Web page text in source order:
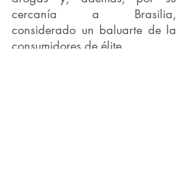
cercanía a Brasilia,
considerado un baluarte de la
consumidores de élite.